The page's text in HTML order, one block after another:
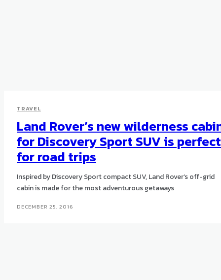
TRAVEL
Land Rover’s new wilderness
for Discovery Sport SUV is perfect
for road trips
Inspired by Discovery Sport compact SUV, Land Rover’s off-grid
cabin is made for the most adventurous getaways
DECEMBER 25, 2016